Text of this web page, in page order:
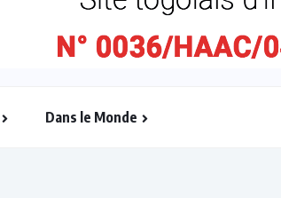
Dans le Monde